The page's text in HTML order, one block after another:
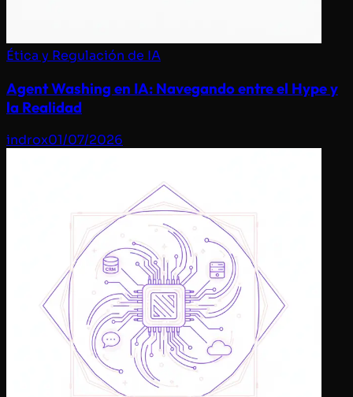
Ética y Regulación de IA
Agent Washing en IA: Navegando entre el Hype y
la Realidad
indrox01/07/2026